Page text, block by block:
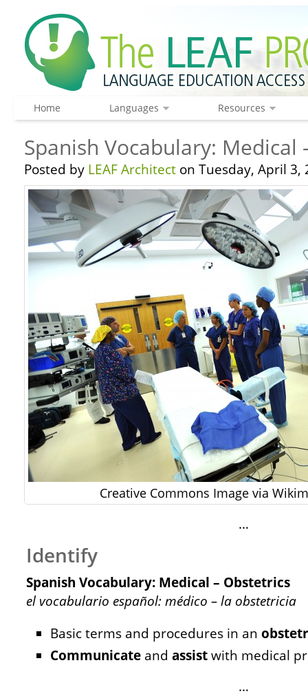
Home Languages Resources
Spanish Vocabulary: Medical
Posted by LEAF Architect on Tuesday, April 3,
Creative Commons Image via
…
Identify
Spanish Vocabulary: Medical – Obstetrics
el vocabulario español: médico – la obstetricia
Basic terms and procedures in an
Communicate and assistwith medical
…